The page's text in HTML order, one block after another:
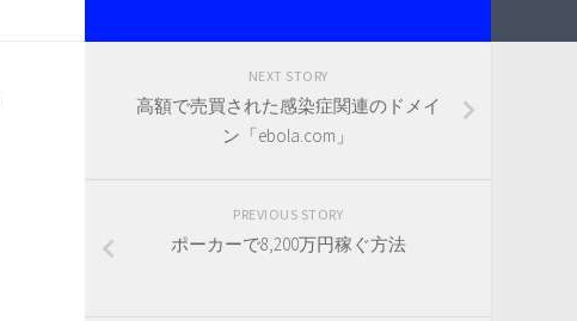
NEXT STORY
高額で売買された感染症関連のドメイ
ン「ebola.com」
PREVIOUS STORY
ポーカーで8,200万円稼ぐ方法